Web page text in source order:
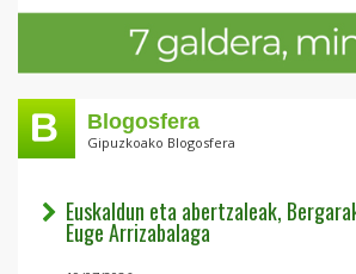
Blogosfera
Gipuzkoako Blogosfera
Euskaldun eta abertzaleak,
Euge Arrizabalaga